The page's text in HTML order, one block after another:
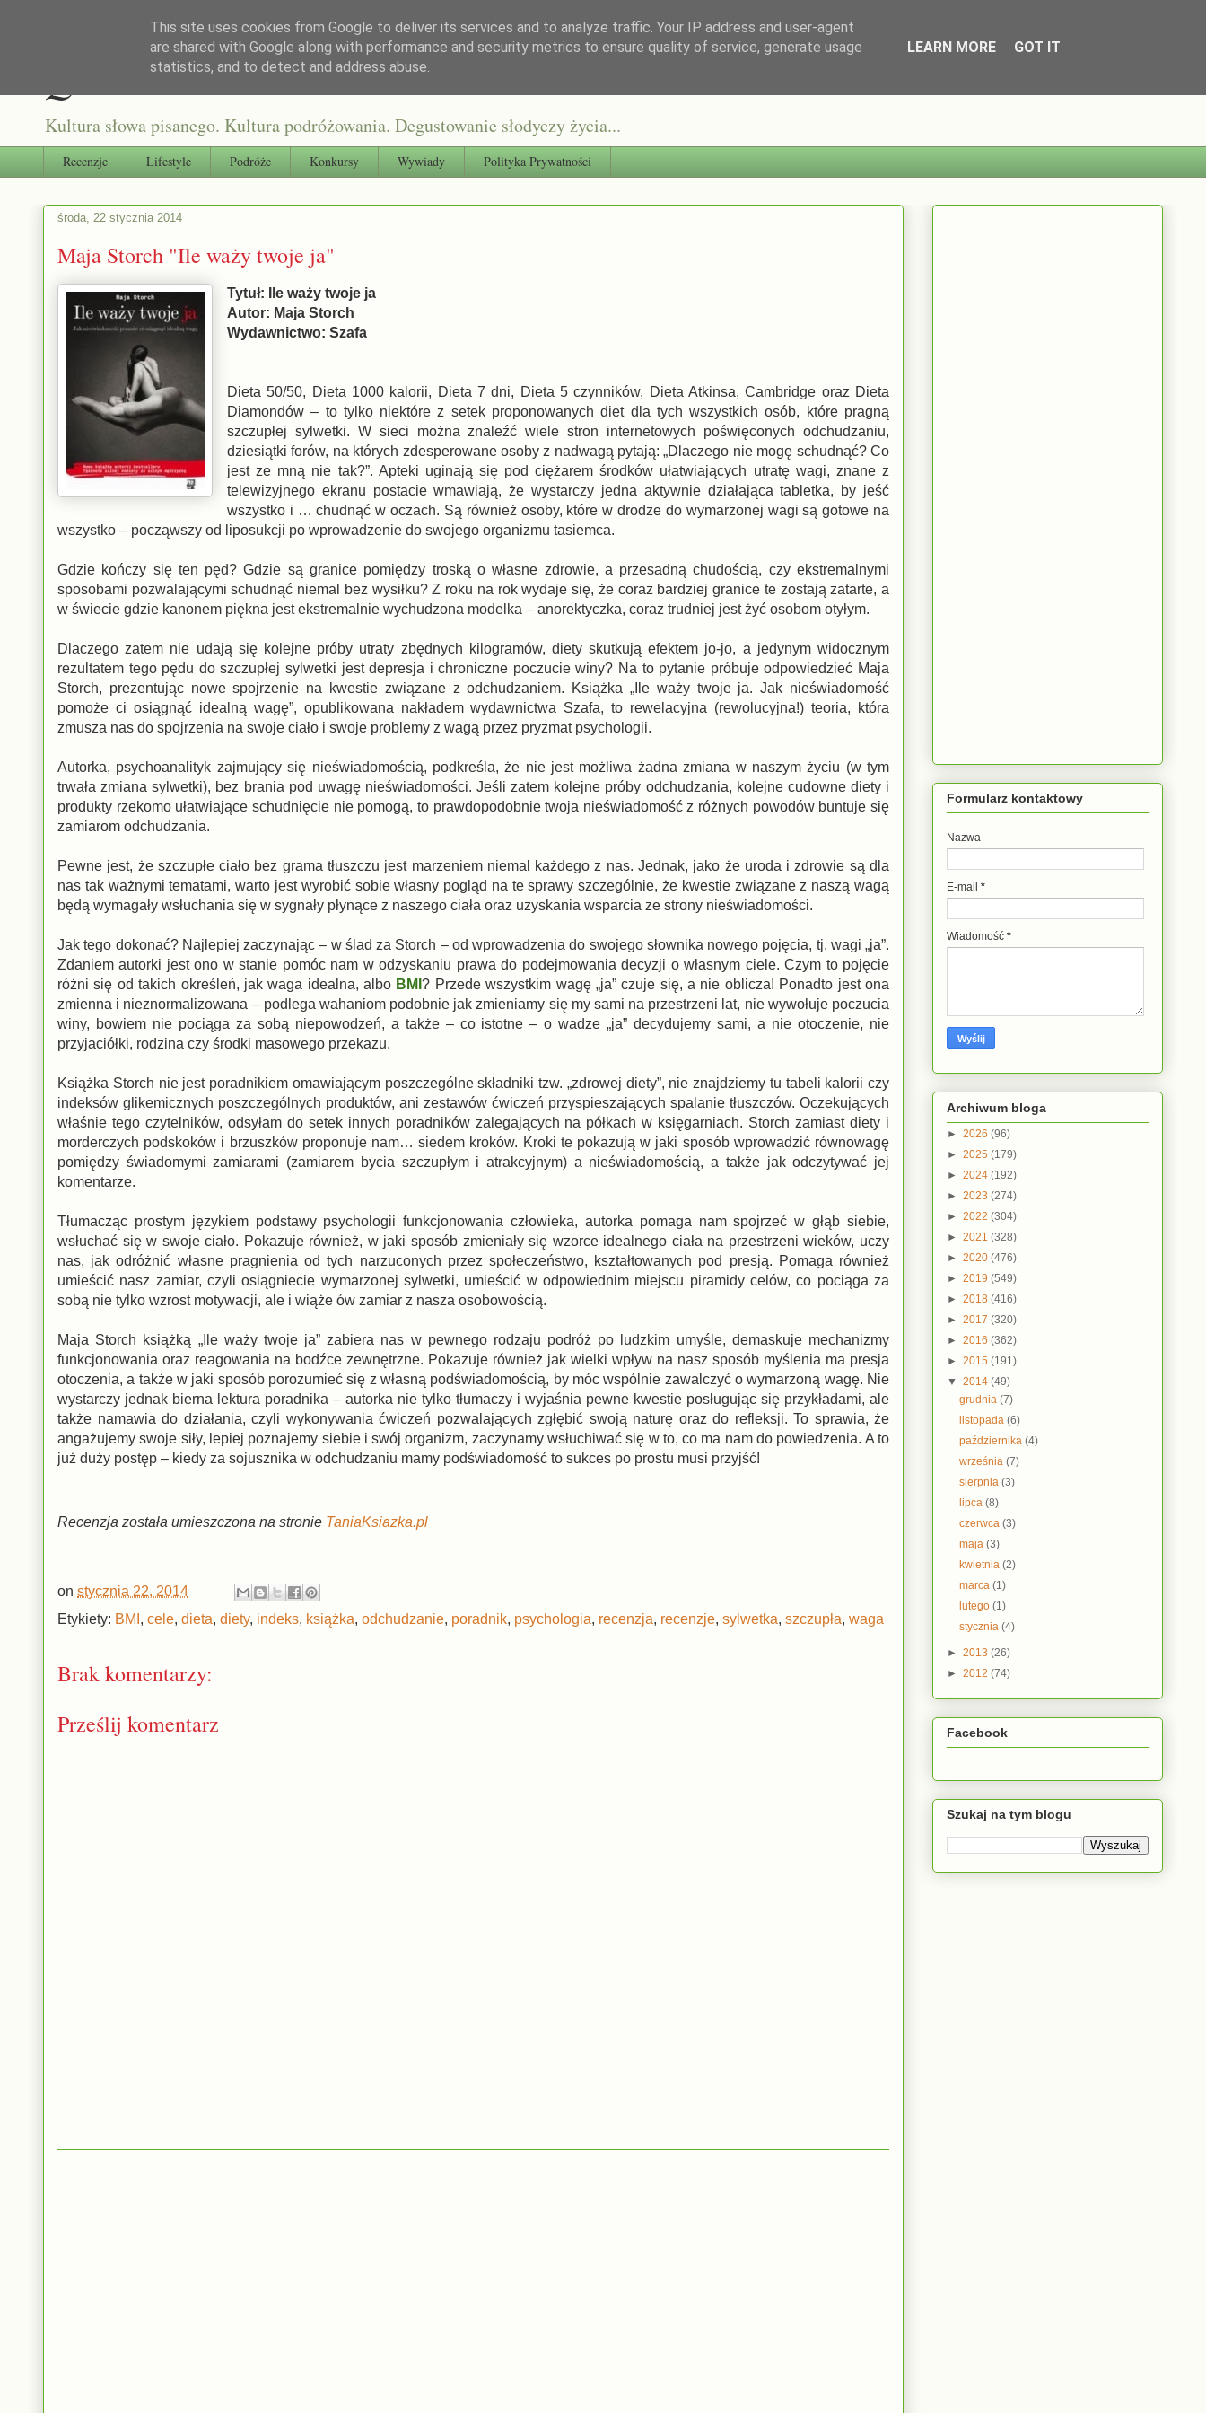
Qultura słowa
Kultura słowa pisanego. Kultura podróżowania. Degustowanie słodyczy życia...
Recenzje Lifestyle Podróże Konkursy Wywiady Polityka Prywatności
środa, 22 stycznia 2014
Maja Storch "Ile waży twoje ja"
Tytuł: Ile waży twoje ja
Autor: Maja Storch
Wydawnictwo: Szafa
Dieta 50/50, Dieta 1000 kalorii, Dieta 7 dni, Dieta 5 czynników, Dieta Atkinsa, Cambridge oraz Dieta
Diamondów – to tylko niektóre z setek proponowanych diet dla tych wszystkich osób, które pragną
szczupłej sylwetki. W sieci można znaleźć wiele stron internetowych poświęconych odchudzaniu,
dziesiątki forów, na których zdesperowane osoby z nadwagą pytają: „Dlaczego nie mogę schudnąć? Co
jest ze mną nie tak?”. Apteki uginają się pod ciężarem środków ułatwiających utratę wagi, znane z
telewizyjnego ekranu postacie wmawiają, że wystarczy jedna aktywnie działająca tabletka, by jeść
wszystko i … chudnąć w oczach. Są również osoby, które w drodze do wymarzonej wagi są gotowe na
wszystko – począwszy od liposukcji po wprowadzenie do swojego organizmu tasiemca.
Gdzie kończy się ten pęd? Gdzie są granice pomiędzy troską o własne zdrowie, a przesadną chudością, czy ekstremalnymi
sposobami pozwalającymi schudnąć niemal bez wysiłku? Z roku na rok wydaje się, że coraz bardziej granice te zostają zatarte, a
w świecie gdzie kanonem piękna jest ekstremalnie wychudzona modelka – anorektyczka, coraz trudniej jest żyć osobom otyłym.
Dlaczego zatem nie udają się kolejne próby utraty zbędnych kilogramów, diety skutkują efektem jo-jo, a jedynym widocznym
rezultatem tego pędu do szczupłej sylwetki jest depresja i chroniczne poczucie winy? Na to pytanie próbuje odpowiedzieć Maja
Storch, prezentując nowe spojrzenie na kwestie związane z odchudzaniem. Książka „Ile waży twoje ja. Jak nieświadomość
pomoże ci osiągnąć idealną wagę”, opublikowana nakładem wydawnictwa Szafa, to rewelacyjna (rewolucyjna!) teoria, która
zmusza nas do spojrzenia na swoje ciało i swoje problemy z wagą przez pryzmat psychologii.
Autorka, psychoanalityk zajmujący się nieświadomością, podkreśla, że nie jest możliwa żadna zmiana w naszym życiu (w tym
trwała zmiana sylwetki), bez brania pod uwagę nieświadomości. Jeśli zatem kolejne próby odchudzania, kolejne cudowne diety i
produkty rzekomo ułatwiające schudnięcie nie pomogą, to prawdopodobnie twoja nieświadomość z różnych powodów buntuje się
zamiarom odchudzania.
Pewne jest, że szczupłe ciało bez grama tłuszczu jest marzeniem niemal każdego z nas. Jednak, jako że uroda i zdrowie są dla
nas tak ważnymi tematami, warto jest wyrobić sobie własny pogląd na te sprawy szczególnie, że kwestie związane z naszą wagą
będą wymagały wsłuchania się w sygnały płynące z naszego ciała oraz uzyskania wsparcia ze strony nieświadomości.
Jak tego dokonać? Najlepiej zaczynając – w ślad za Storch – od wprowadzenia do swojego słownika nowego pojęcia, tj. wagi „ja”.
Zdaniem autorki jest ono w stanie pomóc nam w odzyskaniu prawa do podejmowania decyzji o własnym ciele. Czym to pojęcie
różni się od takich określeń, jak waga idealna, albo BMI? Przede wszystkim wagę „ja” czuje się, a nie oblicza! Ponadto jest ona
zmienna i nieznormalizowana – podlega wahaniom podobnie jak zmieniamy się my sami na przestrzeni lat, nie wywołuje poczucia
winy, bowiem nie pociąga za sobą niepowodzeń, a także – co istotne – o wadze „ja” decydujemy sami, a nie otoczenie, nie
przyjaciółki, rodzina czy środki masowego przekazu.
Książka Storch nie jest poradnikiem omawiającym poszczególne składniki tzw. „zdrowej diety”, nie znajdziemy tu tabeli kalorii czy
indeksów glikemicznych poszczególnych produktów, ani zestawów ćwiczeń przyspieszających spalanie tłuszczów. Oczekujących
właśnie tego czytelników, odsyłam do setek innych poradników zalegających na półkach w księgarniach. Storch zamiast diety i
morderczych podskoków i brzuszków proponuje nam… siedem kroków. Kroki te pokazują w jaki sposób wprowadzić równowagę
pomiędzy świadomymi zamiarami (zamiarem bycia szczupłym i atrakcyjnym) a nieświadomością, a także jak odczytywać jej
komentarze.
Tłumacząc prostym językiem podstawy psychologii funkcjonowania człowieka, autorka pomaga nam spojrzeć w głąb siebie,
wsłuchać się w swoje ciało. Pokazuje również, w jaki sposób zmieniały się wzorce idealnego ciała na przestrzeni wieków, uczy
nas, jak odróżnić własne pragnienia od tych narzuconych przez społeczeństwo, kształtowanych pod presją. Pomaga również
umieścić nasz zamiar, czyli osiągniecie wymarzonej sylwetki, umieścić w odpowiednim miejscu piramidy celów, co pociąga za
sobą nie tylko wzrost motywacji, ale i wiąże ów zamiar z nasza osobowością.
Maja Storch książką „Ile waży twoje ja” zabiera nas w pewnego rodzaju podróż po ludzkim umyśle, demaskuje mechanizmy
funkcjonowania oraz reagowania na bodźce zewnętrzne. Pokazuje również jak wielki wpływ na nasz sposób myślenia ma presja
otoczenia, a także w jaki sposób porozumieć się z własną podświadomością, by móc wspólnie zawalczyć o wymarzoną wagę. Nie
wystarczy jednak bierna lektura poradnika – autorka nie tylko tłumaczy i wyjaśnia pewne kwestie posługując się przykładami, ale
także namawia do działania, czyli wykonywania ćwiczeń pozwalających zgłębić swoją naturę oraz do refleksji. To sprawia, że
angażujemy swoje siły, lepiej poznajemy siebie i swój organizm, zaczynamy wsłuchiwać się w to, co ma nam do powiedzenia. A to
już duży postęp – kiedy za sojusznika w odchudzaniu mamy podświadomość to sukces po prostu musi przyjść!
Recenzja została umieszczona na stronie TaniaKsiazka.pl
on stycznia 22, 2014
Etykiety: BMI , cele, dieta, diety, indeks, książka, odchudzanie, poradnik, psychologia, recenzja, recenzje, sylwetka, szczupła, waga
Brak komentarzy:
Prześlij komentarz
Formularz kontaktowy
Nazwa
E-mail *
Wiadomość *
Archiwum bloga
► 2026 (96)
► 2025 (179)
► 2024 (192)
► 2023 (274)
► 2022 (304)
► 2021 (328)
► 2020 (476)
► 2019 (549)
► 2018 (416)
► 2017 (320)
► 2016 (362)
► 2015 (191)
▼ 2014 (49)
grudnia(7)
listopada(6)
października(4)
września(7)
sierpnia(3)
lipca(8)
czerwca(3)
maja(3)
kwietnia(2)
marca(1)
lutego(1)
stycznia(4)
► 2013 (26)
► 2012 (74)
Facebook
Szukaj na tym blogu
This site uses cookies from Google to deliver its services and to analyze traffic. Your IP address and user-agent
are shared with Google along with performance and security metrics to ensure quality of service, generate usage
statistics, and to detect and address abuse.
LEARN MORE GOT IT